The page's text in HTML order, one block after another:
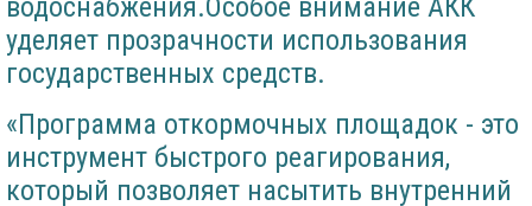
водоснабжения.Особое внимание АКК
уделяет прозрачности использования
государственных средств.
«Программа откормочных площадок - это
инструмент быстрого реагирования,
который позволяет насытить внутренний